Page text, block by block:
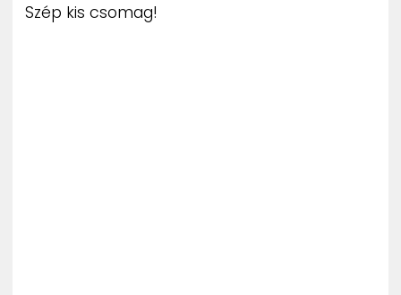
Szép kis csomag!